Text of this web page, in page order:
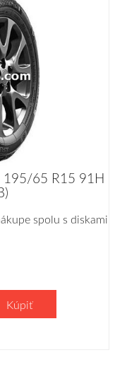
195/65 R15 91H
spolu s diskami
Kúpiť